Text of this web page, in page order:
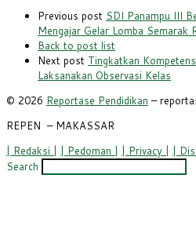
Previous post SDI Panampu III
Mengajar Gelar Lomba Semarak
Back to post list
Next post Tingkatkan
Laksanakan Observasi Kelas
© 2026 Reportase Pendidikan –
REPEN – MAKASSAR
| Redaksi | | Pedoman | | Privacy | |
Search